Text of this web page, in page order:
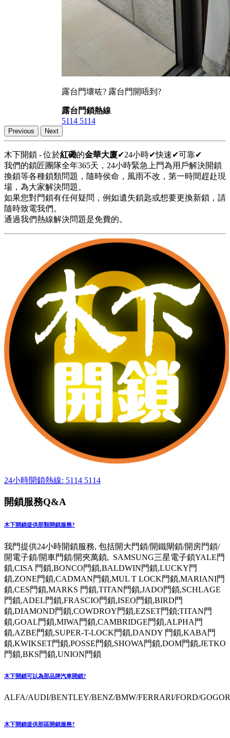
露台門壞咗? 露台門開唔到?
露台門鎖熱線
5114 5114
Previous Next
木下開鎖 - 位於紅磡的金華大廈✔24小時✔快速✔可靠✔
我們的鎖匠團隊全年365天，24小時緊急上門為用戶解決開鎖
換鎖等各種鎖類問題，隨時侯命，風雨不改，第一時間趕赴現
場，為大家解決問題。
如果您對門鎖有任何疑問，例如遺失鎖匙或想要更換新鎖，請
隨時致電我們。
通過我們熱線解決問題是免費的。
24小時開鎖熱線: 5114 5114
開鎖服務Q&A
木下開鎖提供那類開鎖服務?
我門提供24小時開鎖服務, 包括開大門鎖/開鐵閘鎖/開房門鎖/
開電子鎖/開車門鎖/開夾萬鎖, SAMSUNG三星電子鎖YALE門
鎖,CISA 門鎖,BONCO門鎖,BALDWIN門鎖,LUCKY門
鎖,ZONE門鎖,CADMAN門鎖,MUL T LOCK門鎖,MARIANI門
鎖,CES門鎖,MARKS 門鎖,TITAN門鎖,JADO門鎖,SCHLAGE
門鎖,ADEL門鎖,FRASCIO門鎖,ISEO門鎖,BIRD門
鎖,DIAMOND門鎖,COWDROY門鎖,EZSET門鎖;TITAN門
鎖,GOAL門鎖,MIWA門鎖,CAMBRIDGE門鎖,ALPHA門
鎖,AZBE門鎖,SUPER-T-LOCK門鎖,DANDY 門鎖,KABA門
鎖,KWIKSET門鎖,POSSE門鎖,SHOWA門鎖,DOM門鎖,JETKO
門鎖,BKS門鎖,UNION門鎖
木下開鎖可以為那品牌汽車開鎖?
ALFA/AUDI/BENTLEY/BENZ/BMW/FERRARI/FORD/
木下開鎖提供那區開鎖服務?